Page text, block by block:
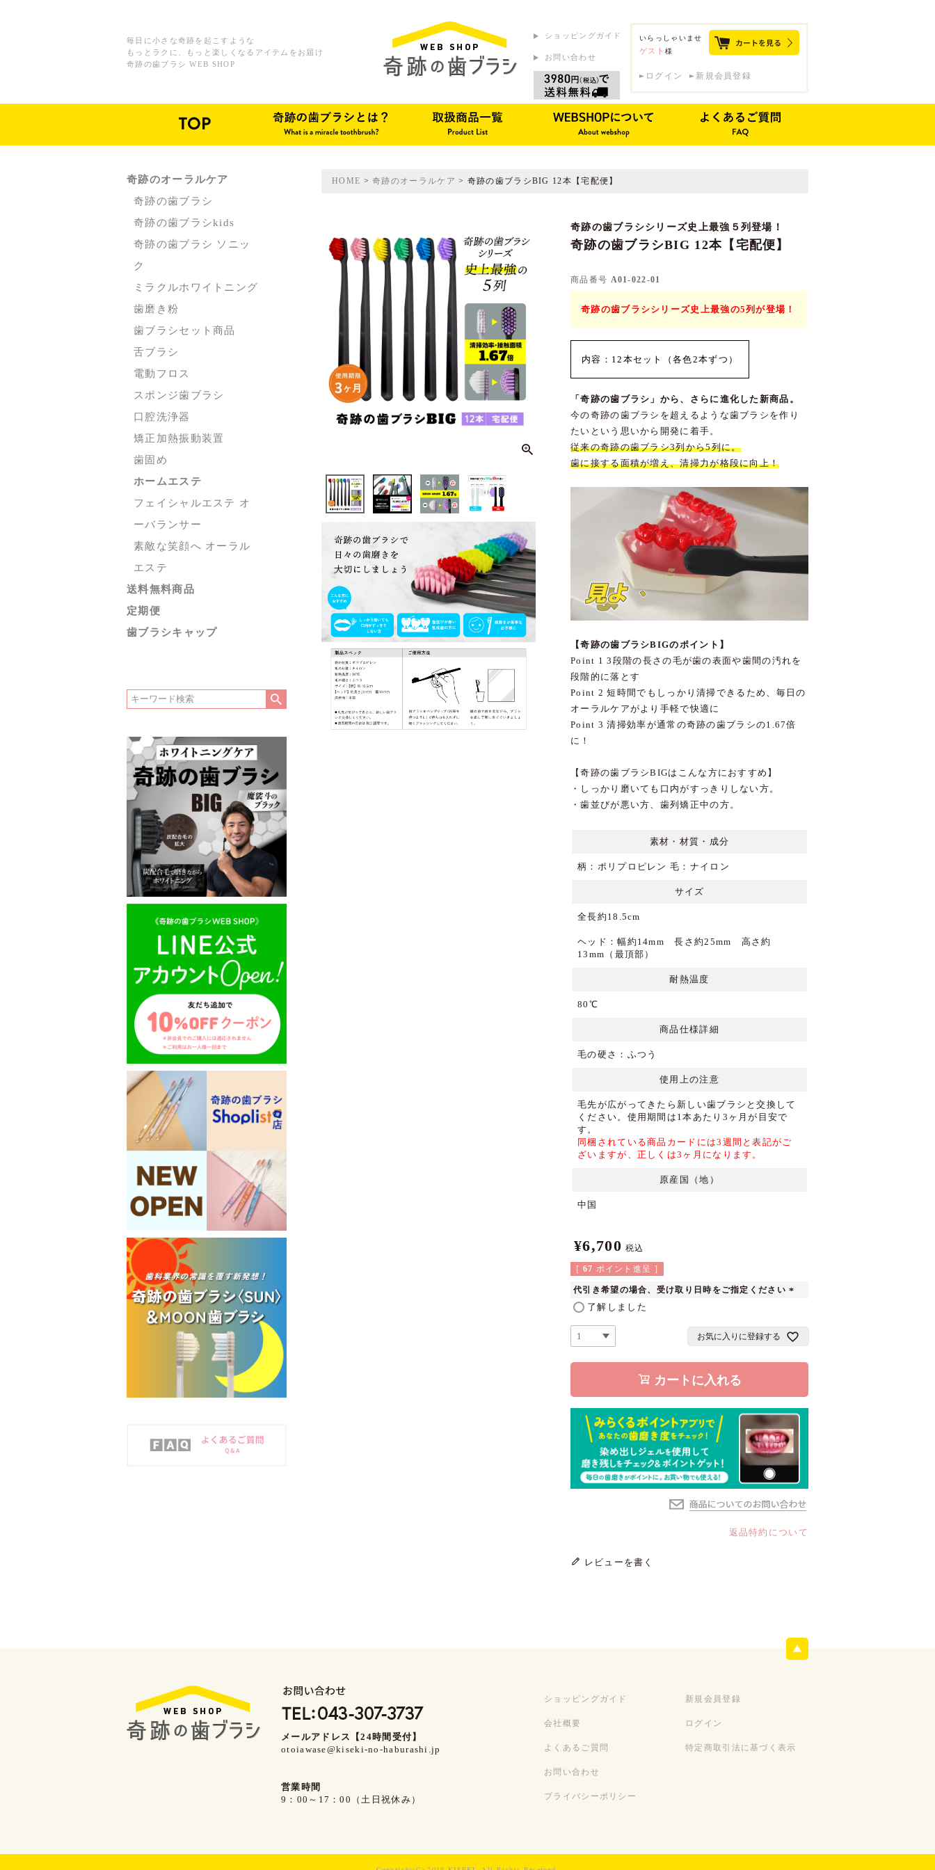
毎日に小さな奇跡を起こすような
もっとラクに、もっと楽しくなるアイテムをお届け
奇跡の歯ブラシ WEB SHOP
ショッピングガイド
お問い合わせ
いらっしゃいませ
ゲスト 様
ログイン 新規会員登録
奇跡のオーラルケア
奇跡の歯ブラシ
奇跡の歯ブラシkids
奇跡の歯ブラシ ソニッ
ク
ミラクルホワイトニング
歯磨き粉
歯ブラシセット商品
舌ブラシ
電動フロス
スポンジ歯ブラシ
口腔洗浄器
矯正加熱振動装置
歯固め
ホームエステ
フェイシャルエステ オ
ーバランサー
素敵な笑顔へ オーラル
エステ
送料無料商品
定期便
歯ブラシキャップ
HOME 奇跡のオーラルケア 奇跡の歯ブラシBIG 12本【宅配便】
奇跡の歯ブラシシリーズ史上最強５列登場！
奇跡の歯ブラシBIG 12本【宅配便】
商品番号 A01-022-01
奇跡の歯ブラシシリーズ史上最強の5列が登場！
内容：12本セット（各色2本ずつ）
「奇跡の歯ブラシ」から、さらに進化した新商品。
今の奇跡の歯ブラシを超えるような歯ブラシを作り
たいという思いから開発に着手。
従来の奇跡の歯ブラシ3列から5列に。
歯に接する面積が増え、清掃力が格段に向上！
【奇跡の歯ブラシBIGのポイント】
Point 1 3段階の長さの毛が歯の表面や歯間の汚れを
段階的に落とす
Point 2 短時間でもしっかり清掃できるため、毎日の
オーラルケアがより手軽で快適に
Point 3 清掃効率が通常の奇跡の歯ブラシの1.67倍
に！
【奇跡の歯ブラシBIGはこんな方におすすめ】
・しっかり磨いても口内がすっきりしない方。
・歯並びが悪い方、歯列矯正中の方。
素材・材質・成分
柄：ポリプロピレン 毛：ナイロン
サイズ
全長約18.5cm
ヘッド：幅約14mm 長さ約25mm 高さ約
13mm（最頂部）
耐熱温度
80℃
商品仕様詳細
毛の硬さ：ふつう
使用上の注意
毛先が広がってきたら新しい歯ブラシと交換して
ください。使用期間は1本あたり3ヶ月が目安で
す。
同梱されている商品カードには3週間と表記がご
ざいますが、正しくは3ヶ月になります。
原産国（地）
中国
¥6,700 税込
[ 67 ポイント進呈 ]
代引き希望の場合、受け取り日時をご指定ください
)
了解しました
お気に入りに登録する
カートに入れる
返品特約について
レビューを書く
メールアドレス【24時間受付】
otoiawase@kiseki-no-haburashi.jp
営業時間
9：00～17：00（土日祝休み）
ショッピングガイド
会社概要
よくあるご質問
お問い合わせ
プライバシーポリシー
新規会員登録
ログイン
特定商取引法に基づく表示